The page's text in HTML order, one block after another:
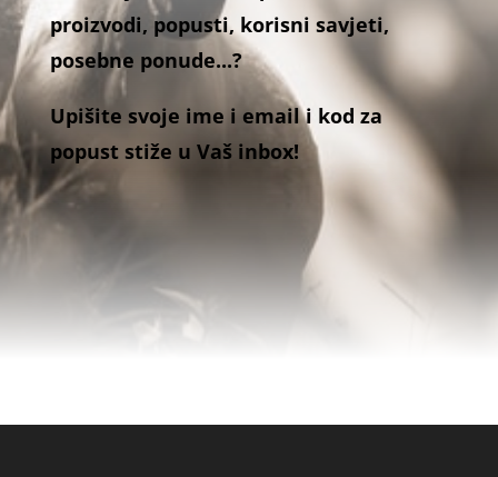
proizvodi, popusti, korisni savjeti,
posebne ponude...?
Upišite svoje ime i email i kod za
popust stiže u Vaš inbox!